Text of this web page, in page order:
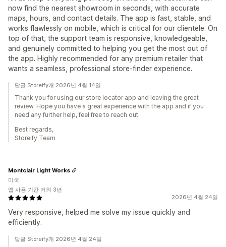
now find the nearest showroom in seconds, with accurate
maps, hours, and contact details. The app is fast, stable, and
works flawlessly on mobile, which is critical for our clientele. On
top of that, the support team is responsive, knowledgeable,
and genuinely committed to helping you get the most out of
the app. Highly recommended for any premium retailer that
wants a seamless, professional store‑finder experience.
답글 Storeify개 2026년 4월 14일
Thank you for using our store locator app and leaving the great
review. Hope you have a great experience with the app and if you
need any further help, feel free to reach out.
Best regards,
Storeify Team
2026년 4월 24일
Very responsive, helped me solve my issue quickly and
efficiently.
Montclair Light Works
미국
앱 사용 기간 거의 3년
답글 Storeify개 2026년 4월 24일